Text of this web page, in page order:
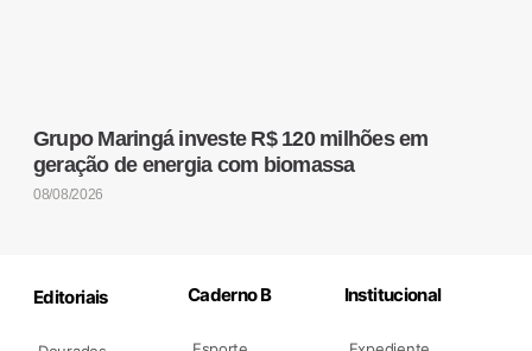
Grupo Maringá investe R$ 120 milhões em
geração de energia com biomassa
08/08/2026
Editoriais Caderno B Institucional